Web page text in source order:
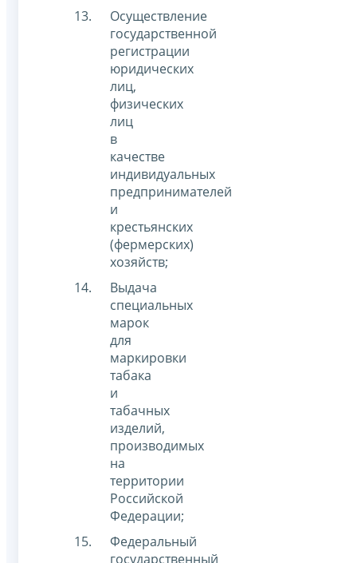
Осуществление
государственной
регистрации
юридических
лиц,
физических
лиц
в
качестве
индивидуальных
предпринимателей
и
крестьянских
(фермерских)
хозяйств;
Выдача
специальных
марок
для
маркировки
табака
и
табачных
изделий,
производимых
на
территории
Российской
Федерации;
Федеральный
государственный